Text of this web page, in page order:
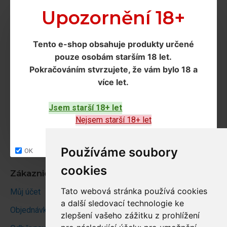
Používáme soubory
cookies
Tato webová stránka používá cookies
a další sledovací technologie ke
zlepšení vašeho zážitku z prohlížení
Upozornění 18+
Tento e-shop obsahuje produkty určené
pouze osobám starším 18 let.
Pokračováním stvrzujete, že vám bylo 18 a
více let.
Jsem starší 18+ let
Nejsem starší 18+ let
OK
Ochrana os. údajů
Obchodní podmínky
Site map
Zákaznický účet
Můj účet
Objednávky